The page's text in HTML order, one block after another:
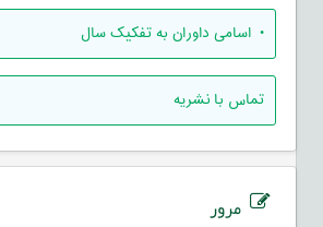
• اسامی داوران به تفکیک سال
تماس با نشریه
مرور